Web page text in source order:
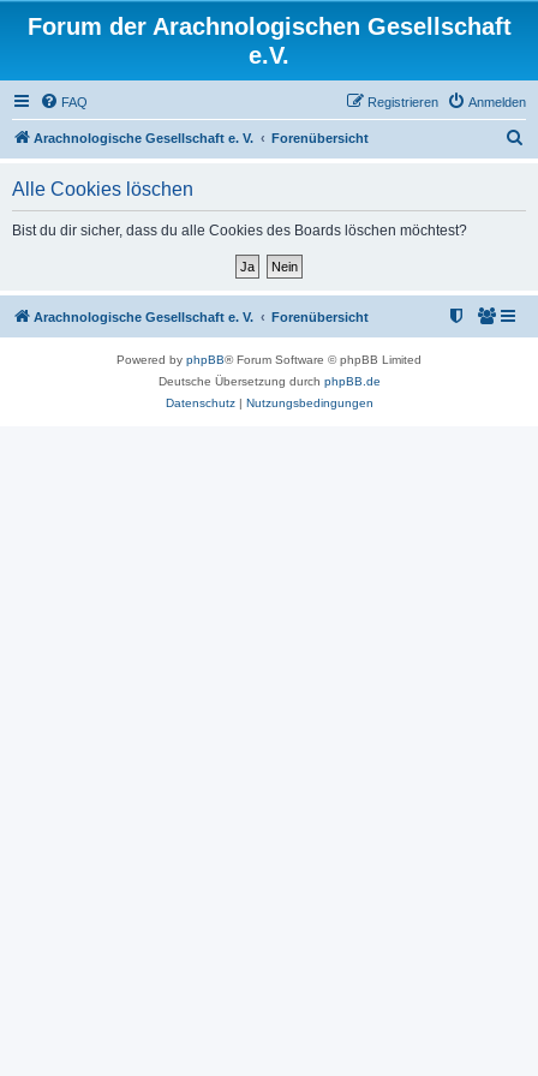
Forum der Arachnologischen Gesellschaft
e.V.
FAQ Anmelden
Registrieren
Arachnologische Gesellschaft e. V. Forenübersicht
Alle Cookies löschen
Bist du dir sicher, dass du alle Cookies des Boards löschen möchtest?
Arachnologische Gesellschaft e. V. Forenübersicht
Powered by phpBB® Forum Software © phpBB Limited
Deutsche Übersetzung durch phpBB.de
Datenschutz| Nutzungsbedingungen